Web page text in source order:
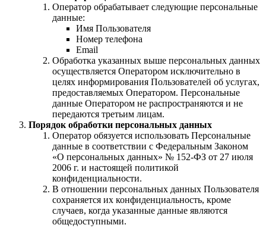
Оператор обрабатывает следующие персональные
данные:
Имя Пользователя
Номер телефона
Email
Обработка указанных выше персональных данных
осуществляется Оператором исключительно в
целях информирования Пользователей об услугах,
предоставляемых Оператором. Персональные
данные Оператором не распространяются и не
передаются третьим лицам.
Порядок обработки персональных данных
Оператор обязуется использовать Персональные
данные в соответствии с Федеральным Законом
«О персональных данных» № 152-ФЗ от 27 июля
2006 г. и настоящей политикой
конфиденциальности.
В отношении персональных данных Пользователя
сохраняется их конфиденциальность, кроме
случаев, когда указанные данные являются
общедоступными.